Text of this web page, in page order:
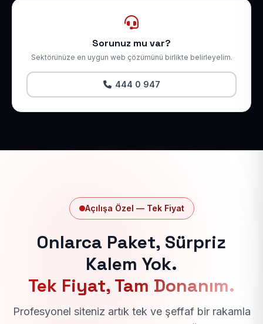
Sorunuz mu var?
Sektörünüze en uygun web çözümünü birlikte belirleyelim.
444 0 947
Açılışa Özel — Tek Fiyat
Onlarca Paket, Sürpriz
Kalem Yok.
Tek Fiyat, Tam Donanım.
Profesyonel siteniz artık tek ve şeffaf bir rakamla